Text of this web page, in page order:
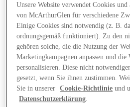
Unsere Website verwendet Cookies
von McArthurGlen für verschiedene
Einige Cookies sind notwendig (z. B.
ordnungsgemäß funktioniert). Zu den
gehören solche, die die Nutzung der
Marketingkampagnen anpassen und die
personalisieren. Diese nicht
gesetzt, wenn Sie ihnen zustimmen.
Sie in unserer
Cookie-Richtlinie und
Datenschutzerklärung